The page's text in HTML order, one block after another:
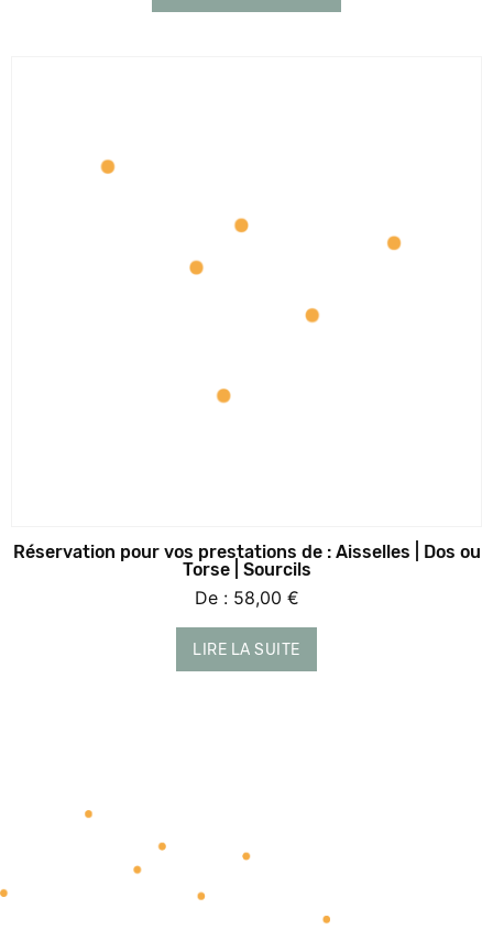
Réservation pour vos prestations de : Aisselles | Dos ou
Torse | Sourcils
De : 58,00 €
LIRE LA SUITE